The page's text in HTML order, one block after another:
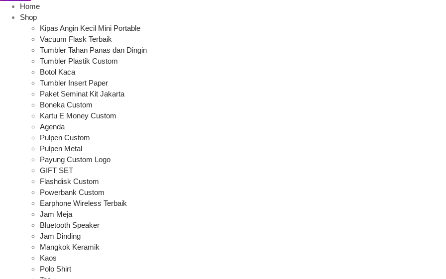
Home
Shop
Kipas Angin Kecil Mini Portable
Vacuum Flask Terbaik
Tumbler Tahan Panas dan Dingin
Tumbler Plastik Custom
Botol Kaca
Tumbler Insert Paper
Paket Seminat Kit Jakarta
Boneka Custom
Kartu E Money Custom
Agenda
Pulpen Custom
Pulpen Metal
Payung Custom Logo
GIFT SET
Flashdisk Custom
Powerbank Custom
Earphone Wireless Terbaik
Jam Meja
Bluetooth Speaker
Jam Dinding
Mangkok Keramik
Kaos
Polo Shirt